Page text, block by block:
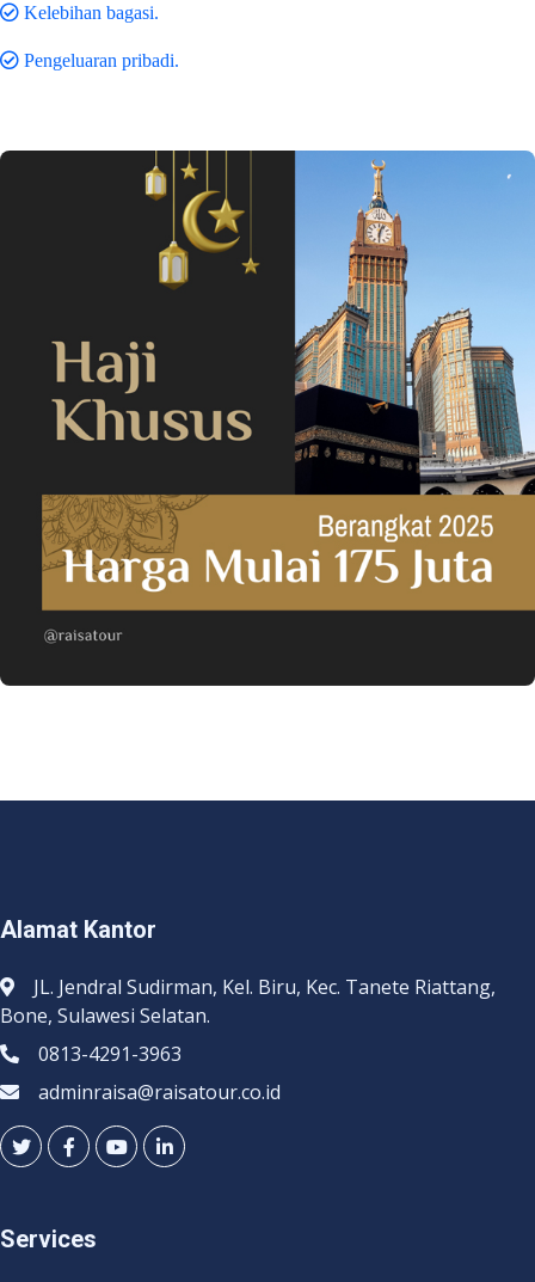
Kelebihan bagasi.
Pengeluaran pribadi.
Alamat Kantor
JL. Jendral Sudirman, Kel. Biru, Kec. Tanete Riattang,
Bone, Sulawesi Selatan.
0813-4291-3963
adminraisa@raisatour.co.id
Services